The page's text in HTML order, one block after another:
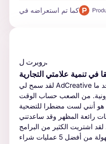
كما تم استعراضه في
روبرت ل.
في تنمية علامتي التجارية
لقد سمح لي AdCreative بتشغيل حملة إعلانية سهلة إلى حد ما
من الصعب حساب الوقت
هو أنني لست مضطرا للتضحية
رائعة المظهر وقد ساعدتني
لقد اشتريت الكثير من البرامج